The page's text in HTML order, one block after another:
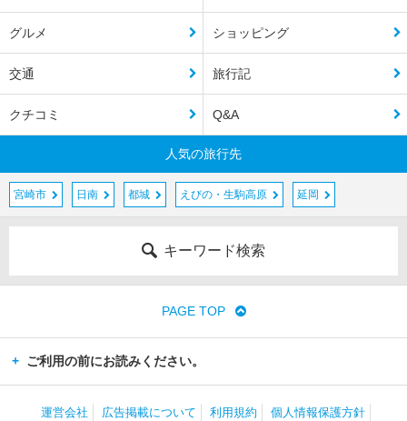
グルメ ショッピング
交通 旅行記
クチコミ Q&A
人気の旅行先
宮崎市 日南 都城 えびの・生駒高原 延岡
キーワード検索
PAGE TOP
ご利用の前にお読みください。
運営会社 広告掲載について 利用規約 個人情報保護方針